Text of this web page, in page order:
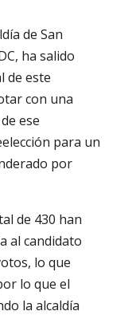
de San
ha salido
de este
con una
ese
para un
por
de 430 han
al candidato
lo que
lo que el
la alcaldía